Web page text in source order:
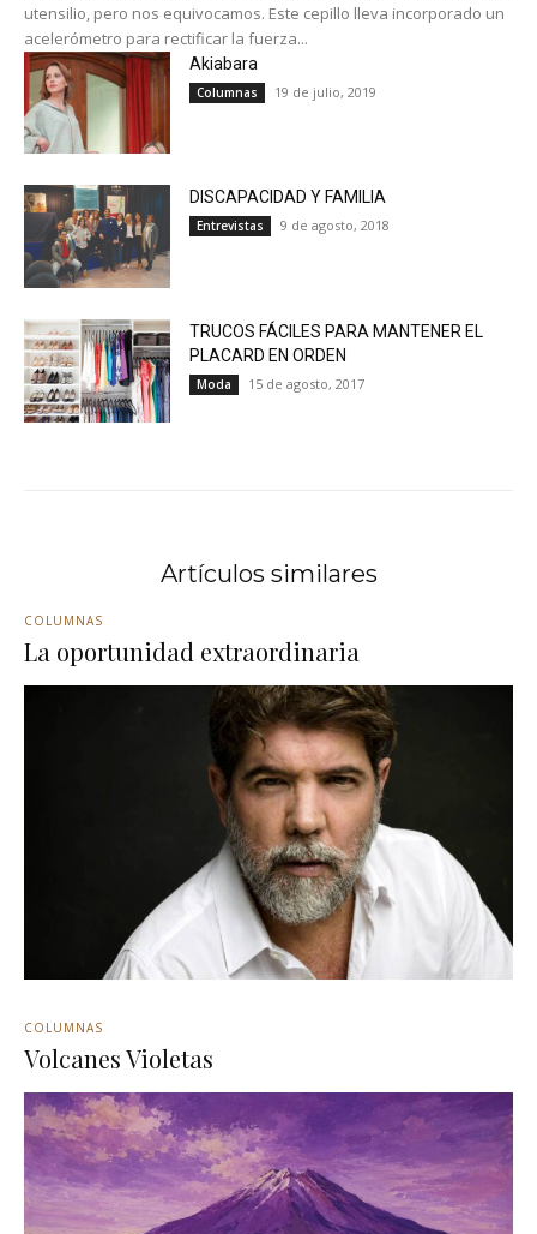
utensilio, pero nos equivocamos. Este cepillo lleva incorporado un
acelerómetro para rectificar la fuerza...
Akiabara
Columnas 19 de julio, 2019
DISCAPACIDAD Y FAMILIA
Entrevistas 9 de agosto, 2018
TRUCOS FÁCILES PARA MANTENER EL
PLACARD EN ORDEN
Moda 15 de agosto, 2017
Artículos similares
COLUMNAS
La oportunidad extraordinaria
COLUMNAS
Volcanes Violetas